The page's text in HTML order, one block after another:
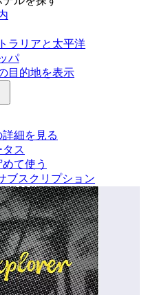
ラリアと太平洋
パ
目的地を表示
細を見る
ス
て使う
ブスクリプション